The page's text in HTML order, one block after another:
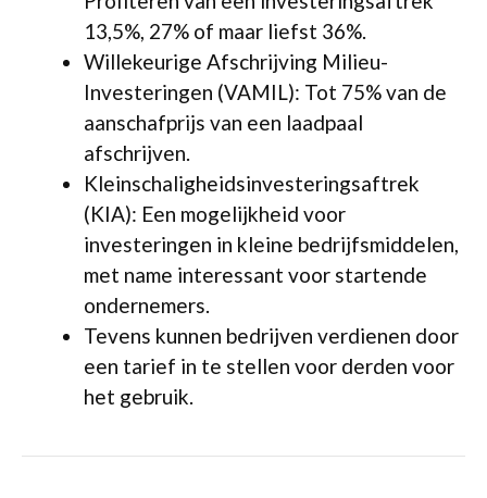
13,5%, 27% of maar liefst 36%.
Willekeurige Afschrijving Milieu-
Investeringen (VAMIL): Tot 75% van de
aanschafprijs van een laadpaal
afschrijven.
Kleinschaligheidsinvesteringsaftrek
(KIA): Een mogelijkheid voor
investeringen in kleine bedrijfsmiddelen,
met name interessant voor startende
ondernemers.
Tevens kunnen bedrijven verdienen door
een tarief in te stellen voor derden voor
het gebruik.